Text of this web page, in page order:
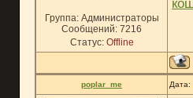
Группа: Администраторы
Сообщений: 7216
Статус: Offline
poplar_me